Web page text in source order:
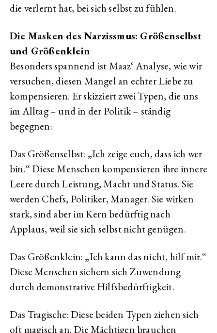
die verlernt hat, bei sich selbst zu fühlen.
Die Masken des Narzissmus: Größenselbst
und Größenklein
Besonders spannend ist Maaz‘ Analyse, wie wir
versuchen, diesen Mangel an echter Liebe zu
kompensieren. Er skizziert zwei Typen, die uns
im Alltag – und in der Politik – ständig
begegnen:
Das Größenselbst: „Ich zeige euch, dass ich wer
bin.“ Diese Menschen kompensieren ihre innere
Leere durch Leistung, Macht und Status. Sie
werden Chefs, Politiker, Manager. Sie wirken
stark, sind aber im Kern bedürftig nach
Applaus, weil sie sich selbst nicht genügen.
Das Größenklein: „Ich kann das nicht, hilf mir.“
Diese Menschen sichern sich Zuwendung
durch demonstrative Hilfsbedürftigkeit.
Das Tragische: Diese beiden Typen ziehen sich
oft magisch an. Die Mächtigen brauchen